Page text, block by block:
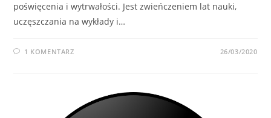
poświęcenia i wytrwałości. Jest zwieńczeniem lat nauki,
uczęszczania na wykłady i…
1 KOMENTARZ 26/03/2020